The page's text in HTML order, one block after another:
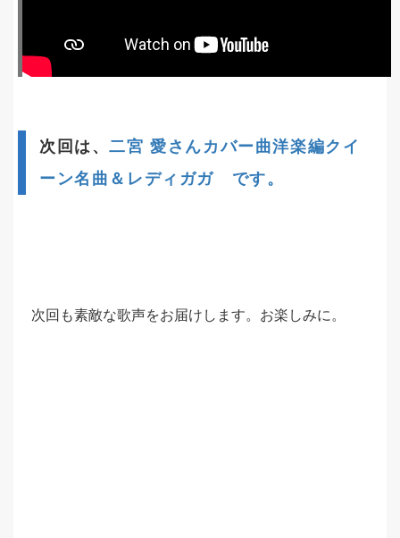
次回は、二宮 愛さんカバー曲洋楽編クイ
ーン名曲＆レディガガ です。
次回も素敵な歌声をお届けします。お楽しみに。